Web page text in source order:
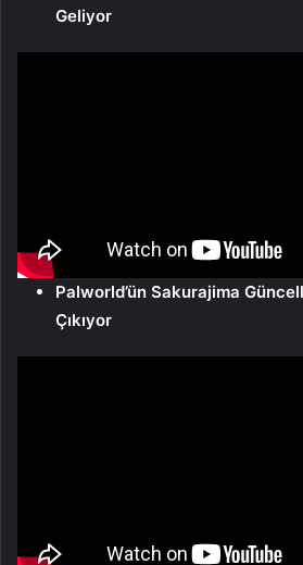
Geliyor
Palworld’ün Sakurajima
Çıkıyor